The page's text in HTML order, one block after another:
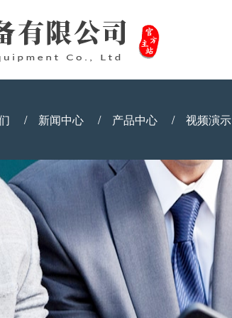
/ 新闻中心 / 产品中心 / 视频演示